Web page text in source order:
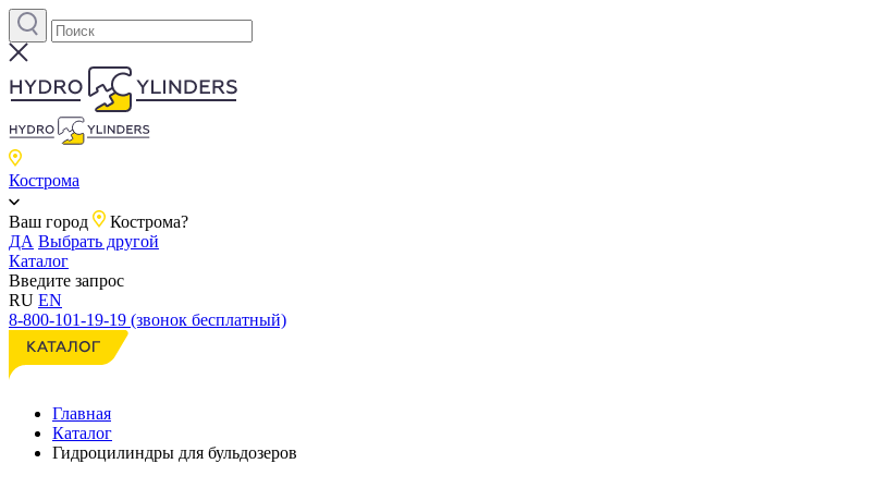
Кострома
Ваш город
Кострома?
ДА Выбрать другой
Каталог
Введите запрос
RU EN
8-800-101-19-19 (звонок бесплатный)
Главная
Каталог
Гидроцилиндры для бульдозеров